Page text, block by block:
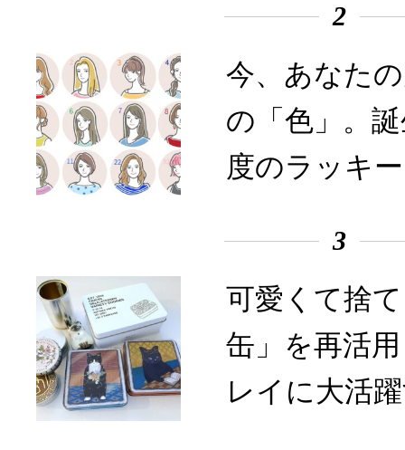
2
今、あなた
の「色」。
度のラッキ
3
可愛くて捨
缶」を再活
レイに大活